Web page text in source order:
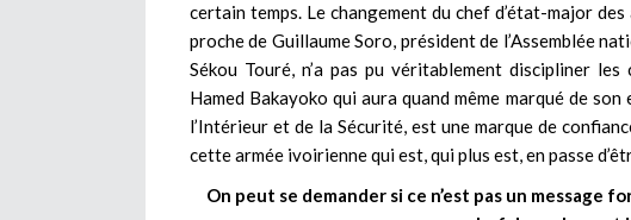
certain temps. Le changement du chef d’état-major
proche de Guillaume Soro, président de l’Assemblée
Sékou Touré, n’a pas pu véritablement discipliner
Hamed Bakayoko qui aura quand même marqué de
l’Intérieur et de la Sécurité, est une marque de
cette armée ivoirienne qui est, qui plus est, en passe
On peut se demander si ce n’est pas un message